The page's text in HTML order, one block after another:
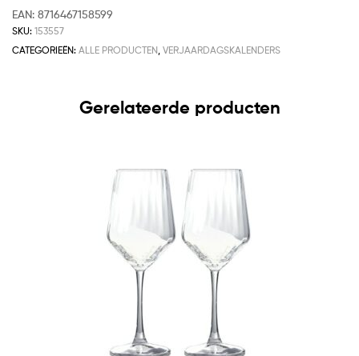
EAN: 8716467158599
SKU: 153557
CATEGORIEËN: ALLE PRODUCTEN, VERJAARDAGSKALENDERS
Gerelateerde producten